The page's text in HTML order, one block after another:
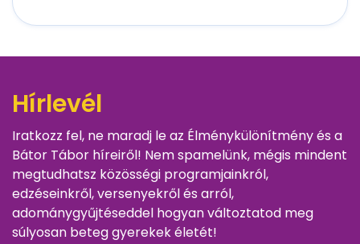
Hírlevél
Iratkozz fel, ne maradj le az Élménykülönítmény és a
Bátor Tábor híreiről! Nem spamelünk, mégis mindent
megtudhatsz közösségi programjainkról,
edzéseinkről, versenyekről és arról,
adománygyűjtéseddel hogyan változtatod meg
súlyosan beteg gyerekek életét!